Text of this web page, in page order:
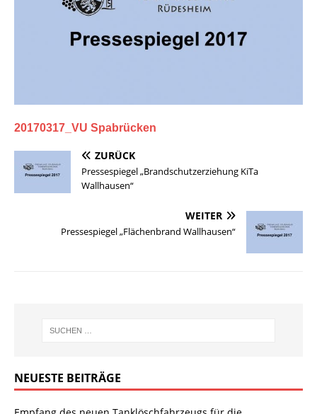
20170317_VU Spabrücken
ZURÜCK
Pressespiegel „Brandschutzerziehung KiTa
Wallhausen“
WEITER
Pressespiegel „Flächenbrand Wallhausen“
NEUESTE BEITRÄGE